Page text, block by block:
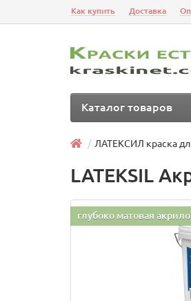
Как купить Доставка
Каталог товаров
ЛАТЕКСИЛ краска
LATEKSIL
глубоко матовая